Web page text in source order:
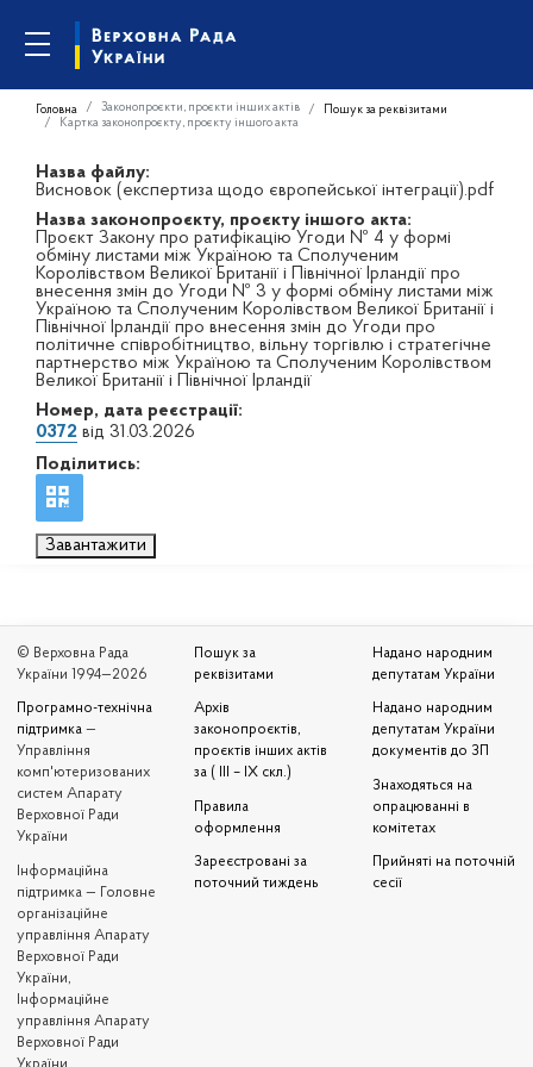
Головна Законопроєкти, проєкти інших актів
Пошук за реквізитами
Картка законопроєкту, проєкту іншого акта
Назва файлу:
Висновок (експертиза щодо європейської інтеграції).pdf
Назва законопроєкту, проєкту іншого акта:
Проєкт Закону про ратифікацію Угоди № 4 у формі
обміну листами між Україною та Сполученим
Королівством Великої Британії і Північної Ірландії про
внесення змін до Угоди № 3 у формі обміну листами між
Україною та Сполученим Королівством Великої Британії і
Північної Ірландії про внесення змін до Угоди про
політичне співробітництво, вільну торгівлю і стратегічне
партнерство між Україною та Сполученим Королівством
Великої Британії і Північної Ірландії
Номер, дата реєстрації:
0372 від 31.03.2026
Поділитись:
Завантажити
© Верховна Рада
України 1994—2026
Програмно-технічна
підтримка —
Управління
комп'ютеризованих
систем Апарату
Верховної Ради
України
Iнформаційна
підтримка — Головне
організаційне
управління Апарату
Верховної Ради
України,
Інформаційне
управління Апарату
Верховної Ради
України
Пошук за
реквізитами
Архів
законопроєктів,
проєктів інших актів
за ( III – IX скл.)
Правила
оформлення
Зареєстровані за
поточний тиждень
Надано народним
депутатам України
Надано народним
депутатам України
документів до ЗП
Знаходяться на
опрацюванні в
комітетах
Прийняті на поточній
сесії